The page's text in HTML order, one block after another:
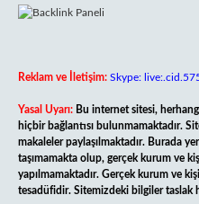
Reklam ve İletişim: Skype:
Yasal Uyarı: Bu internet sitesi,
hiçbir bağlantısı bulunmamaktadır.
makaleler paylaşılmaktadır. Burada
taşımamakta olup, gerçek kurum ve
yapılmamaktadır. Gerçek kurum ve
tesadüfidir. Sitemizdeki bilgiler taslak